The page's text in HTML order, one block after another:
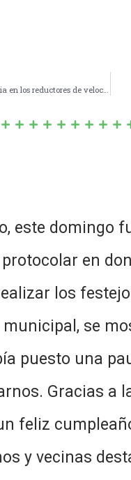
este domingo
en
los
se
puesto una
Gracias a
feliz
y vecinas